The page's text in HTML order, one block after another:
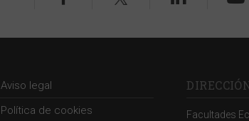
Aviso legal
Política de cookies
Facultades